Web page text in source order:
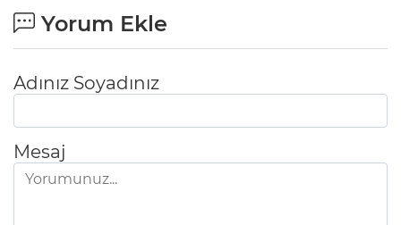
Yorum Ekle
Adınız Soyadınız
Mesaj